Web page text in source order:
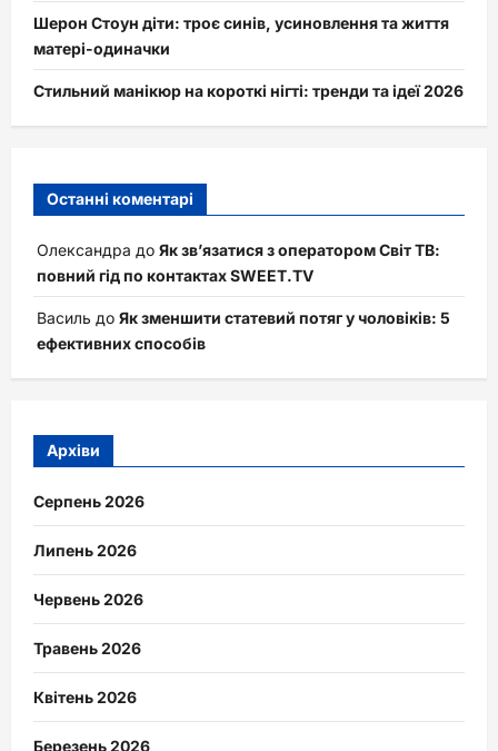
Шерон Стоун діти: троє синів, усиновлення та життя
матері-одиначки
Стильний манікюр на короткі нігті: тренди та ідеї 2026
Останні коментарі
Олександра до Як зв’язатися з оператором Світ ТВ:
повний гід по контактах SWEET.TV
Василь до Як зменшити статевий потяг у чоловіків: 5
ефективних способів
Архіви
Серпень 2026
Липень 2026
Червень 2026
Травень 2026
Квітень 2026
Березень 2026